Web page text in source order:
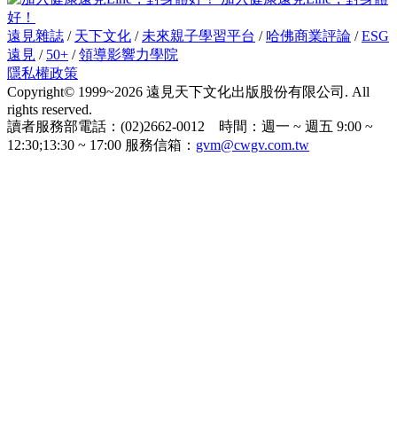
好！
遠見雜誌 / 天下文化 /未來親子學習平台 / 哈佛商業評論 /ESG
遠見 / 50+ /領導影響力學院
隱私權政策
Copyright© 1999~2026 遠見天下文化出版股份有限公司. All
rights reserved.
讀者服務部電話：(02)2662-0012 時間：週一 ~ 週五 9:00 ~
12:30;13:30 ~ 17:00 服務信箱： gvm@cwgv.com.tw